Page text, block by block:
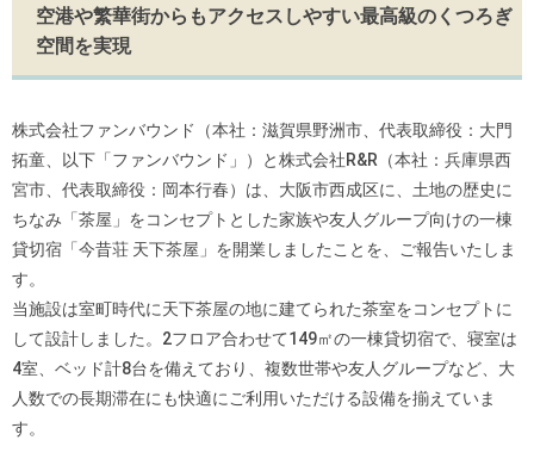
空港や繁華街からもアクセスしやすい最高級のくつろぎ
空間を実現
株式会社ファンバウンド（本社：滋賀県野洲市、代表取締役：大門
拓童、以下「ファンバウンド」）と株式会社R&R（本社：兵庫県西
宮市、代表取締役：岡本行春）は、大阪市西成区に、土地の歴史に
ちなみ「茶屋」をコンセプトとした家族や友人グループ向けの一棟
貸切宿「今昔荘 天下茶屋」を開業しましたことを、ご報告いたしま
す。
当施設は室町時代に天下茶屋の地に建てられた茶室をコンセプトに
して設計しました。2フロア合わせて149㎡の一棟貸切宿で、寝室は
4室、ベッド計8台を備えており、複数世帯や友人グループなど、大
人数での長期滞在にも快適にご利用いただける設備を揃えていま
す。